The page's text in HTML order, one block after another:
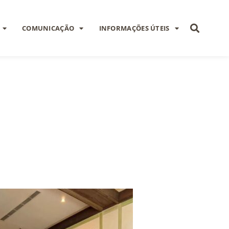
COMUNICAÇÃO INFORMAÇÕES ÚTEIS